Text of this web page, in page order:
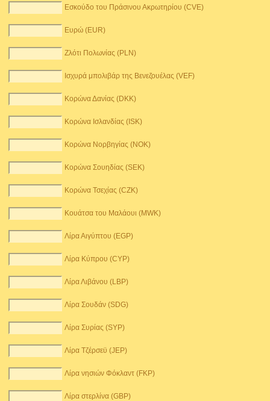
Εσκούδο του Πράσινου Ακρωτηρίου (CVE)
Ευρώ (EUR)
Ζλότι Πολωνίας (PLN)
Ισχυρά μπολιβάρ της Βενεζουέλας (VEF)
Κορώνα Δανίας (DKK)
Κορώνα Ισλανδίας (ISK)
Κορώνα Νορβηγίας (NOK)
Κορώνα Σουηδίας (SEK)
Κορώνα Τσεχίας (CZK)
Κουάτσα του Μαλάουι (MWK)
Λίρα Αιγύπτου (EGP)
Λίρα Κύπρου (CYP)
Λίρα Λιβάνου (LBP)
Λίρα Σουδάν (SDG)
Λίρα Συρίας (SYP)
Λίρα Τζέρσεϋ (JEP)
Λίρα νησιών Φόκλαντ (FKP)
Λίρα στερλίνα (GBP)